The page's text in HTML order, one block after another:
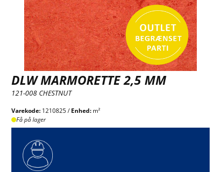
DLW MARMORETTE 2,5 MM
121-008 CHESTNUT
Varekode: 1210825 /Enhed: m²
Få på lager